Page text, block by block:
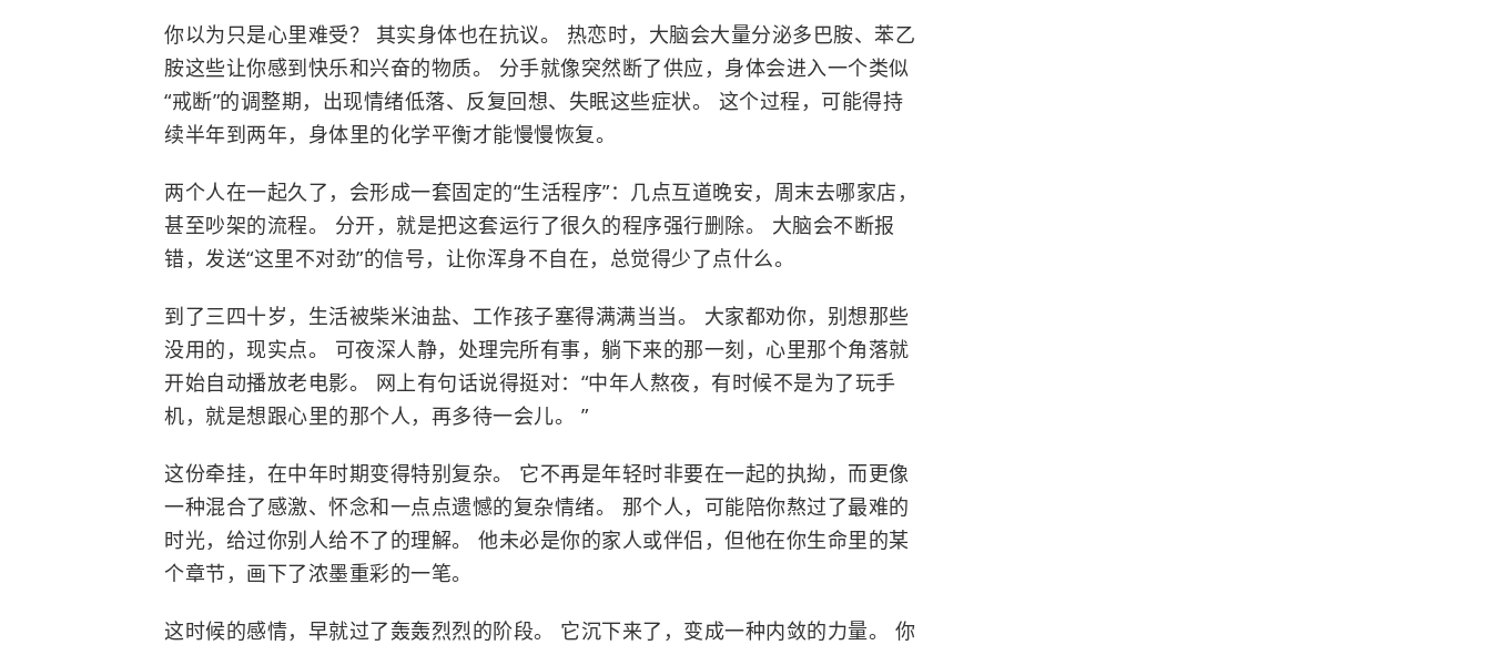
你以为只是心里难受？ 其实身体也在抗议。 热恋时，大脑会大量分泌多巴胺、 苯乙
胺这些让你感到快乐和兴奋的物质。 分手就像突然断了供应，身体会进入一个类似
“戒断”的调整期，出现情绪低落、反复回想、失眠这些症状。 这个过程，可能得持
续半年到两年，身体里的化学平衡才能慢慢恢复。
两个人在一起久了，会形成一套固定的“生活程序”：几点互道晚安，周末去哪家店，
甚至吵架的流程。 分开，就是把这套运行了很久的程序强行删除。 大脑会不断报
错，发送“这里不对劲”的信号，让你浑身不自在，总觉得少了点什么。
到了三四十岁，生活被柴米油盐、工作孩子塞得满满当当。 大家都劝你，别想那些
没用的，现实点。 可夜深人静，处理完所有事，躺下来的那一刻，心里那个角落就
开始自动播放老电影。 网上有句话说得挺对：“中年人熬夜，有时候不是为了玩手
机，就是想跟心里的那个人，再多待一会儿。 ”
这份牵挂，在中年时期变得特别复杂。 它不再是年轻时非要在一起的执拗，而更像
一种混合了感激、怀念和一点点遗憾的复杂情绪。 那个人，可能陪你熬过了最难的
时光，给过你别人给不了的理解。 他未必是你的家人或伴侣，但他在你生命里的某
个章节，画下了浓墨重彩的一笔。
这时候的感情，早就过了轰轰烈烈的阶段。 它沉下来了，变成一种内敛的力量。 你